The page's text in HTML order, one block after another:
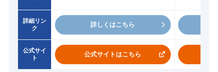
詳細リン
ク
詳しくはこちら
公式サイ
ト
公式サイトはこちら